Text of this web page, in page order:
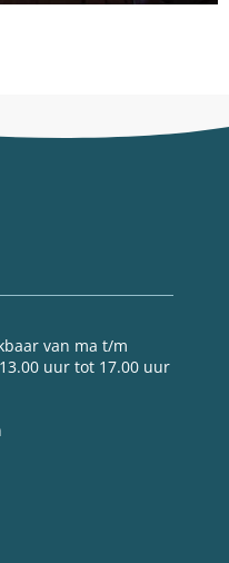
van ma t/m
uur tot 17.00 uur